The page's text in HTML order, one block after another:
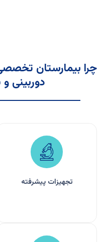
چرا بیمارستان
دوربینی
تجهیزات پیشرفته